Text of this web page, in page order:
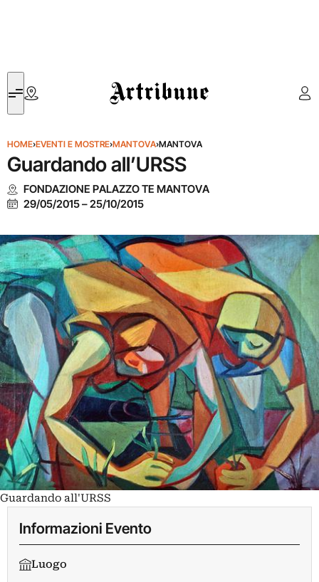
Artribune
HOME›EVENTI E MOSTRE›MANTOVA›MANTOVA
Guardando all’URSS
FONDAZIONE PALAZZO TE MANTOVA
29/05/2015–25/10/2015
Guardando all'URSS
Informazioni Evento
Luogo